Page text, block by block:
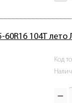
104T лето
Код